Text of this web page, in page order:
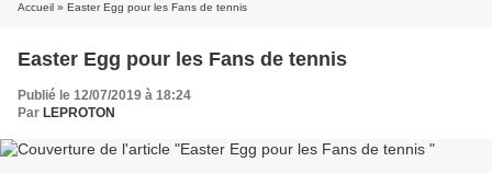
Accueil » Easter Egg pour les Fans de tennis
Easter Egg pour les Fans de tennis
Publié le 12/07/2019 à 18:24
Par LEPROTON